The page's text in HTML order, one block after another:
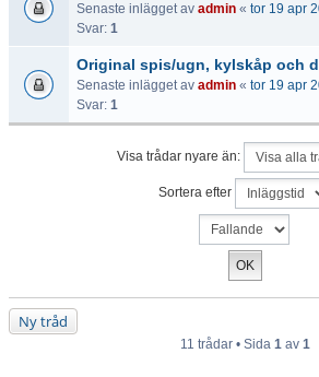
Senaste inlägget av admin « tor 19 apr
Svar: 1
Original spis/ugn, kylskåp och
Senaste inlägget av admin « tor 19 apr
Svar: 1
Visa trådar nyare än:
Sortera efter
Ny tråd
11 trådar • Sida 1av 1